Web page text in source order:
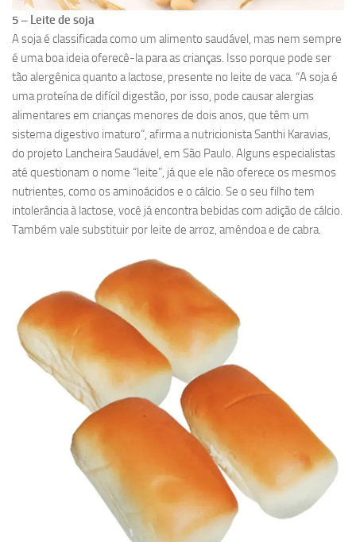
5 – Leite de soja
A soja é classificada como um alimento saudável, mas nem sempre
é uma boa ideia oferecê-la para as crianças. Isso porque pode ser
tão alergênica quanto a lactose, presente no leite de vaca. “A soja é
uma proteína de difícil digestão, por isso, pode causar alergias
alimentares em crianças menores de dois anos, que têm um
sistema digestivo imaturo”, afirma a nutricionista Santhi Karavias,
do projeto Lancheira Saudável, em São Paulo. Alguns especialistas
até questionam o nome “leite”, já que ele não oferece os mesmos
nutrientes, como os aminoácidos e o cálcio. Se o seu filho tem
intolerância à lactose, você já encontra bebidas com adição de cálcio.
Também vale substituir por leite de arroz, amêndoa e de cabra.